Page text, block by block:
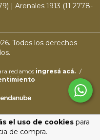
el uso de cookiespara
de compra.
| Arenales 1913 (11 2778-
Todos los derechos
reclamos ingresá acá. /